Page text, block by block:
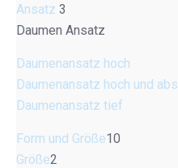
Ansatz 3
Daumen Ansatz
Daumenansatz hoch
Daumenansatz hoch und
Daumenansatz tief
Form und Größe10
Größe2